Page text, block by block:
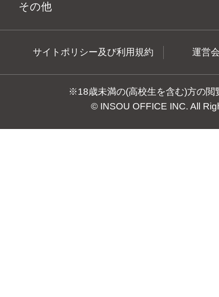
その他
サイトポリシー及び利用規約 運営
※18歳未満の(高校生を含む)方の閲
© INSOU OFFICE INC. All